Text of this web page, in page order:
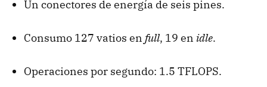
Un conectores de energía de seis pines.
Consumo 127 vatios en full, 19 en idle.
Operaciones por segundo: 1.5 TFLOPS.